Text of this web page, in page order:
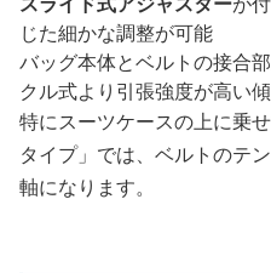
じた細かな調整が可能
バッグ本体とベルトの接合
クル式より引張強度が高い
特にスーツケースの上に乗
タイプ」では、ベルトのテ
軸になります。